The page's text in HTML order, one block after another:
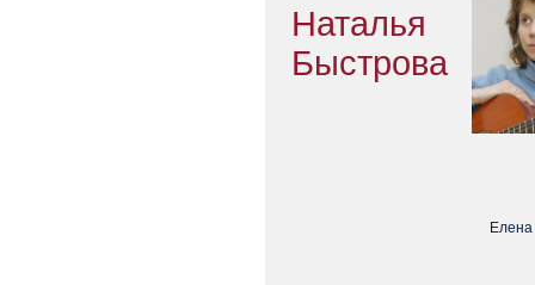
Наталья
Быстрова
Елена